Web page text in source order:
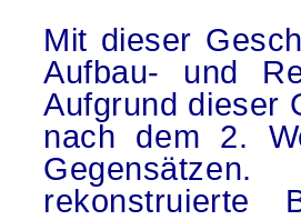
Mit dieser
Aufbau- und
Aufgrund dieser
nach dem 2.
rekonstruierte